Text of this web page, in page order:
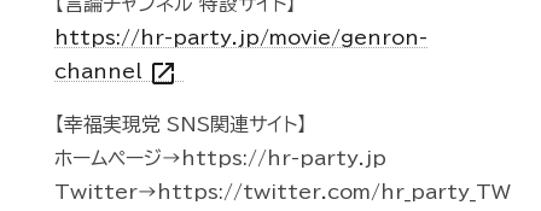
【言論チャンネル 特設サイト】
https://hr-party.jp/movie/genron-
channel open_in_new
【幸福実現党 SNS関連サイト】
ホームページ→https://hr-party.jp
Twitter→https://twitter.com/hr_party_TW